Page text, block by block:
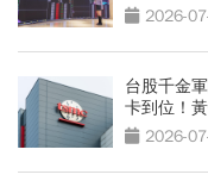
2026-
台股千金
卡到位！
2026-